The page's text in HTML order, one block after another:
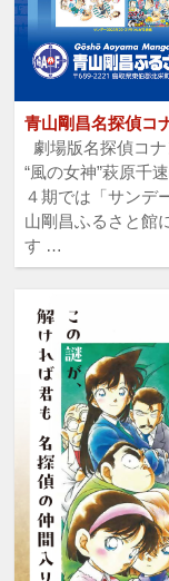
青山剛昌名探偵コ
劇場版名探偵コ
“風の女神”萩原千
４期では「サンデ
山剛昌ふるさと館
す …